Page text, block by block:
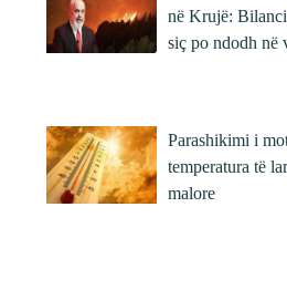
në Krujë:
siç po ndodh në
Parashikimi i
temperatura të
malore